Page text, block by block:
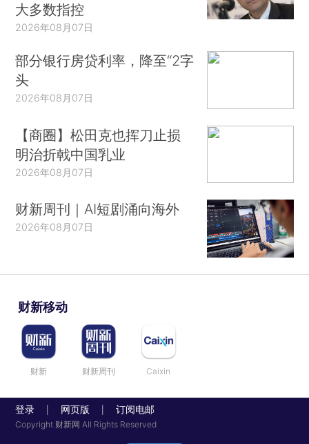
大多数指控
2026年08月07日
部分银行房贷利率，降至“2字
头
2026年08月07日
【商圈】松田克也挥刀止损
明治折戟中国乳业
2026年08月07日
财新周刊｜AI短剧涌向海外
2026年08月07日
财新移动
财新 财新周刊 Caixin
登录 网页版 订阅电邮
Copyright 财新网 All Rights Reserved